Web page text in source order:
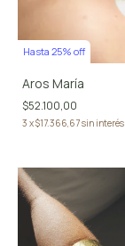
Hasta 25% off
Aros María
$52.100,00
3 x$17.366,67sin interés